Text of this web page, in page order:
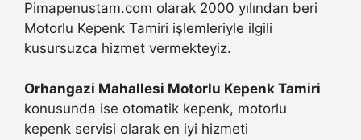
Pimapenustam.com olarak 2000 yılından beri
Motorlu Kepenk Tamiri işlemleriyle ilgili
kusursuzca hizmet vermekteyiz.
Orhangazi Mahallesi Motorlu Kepenk Tamiri
konusunda ise otomatik kepenk, motorlu
kepenk servisi olarak en iyi hizmeti